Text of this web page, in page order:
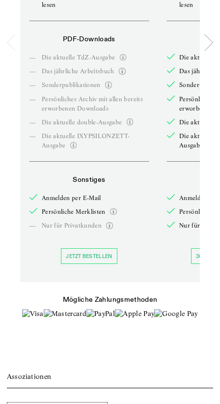
lesen
PDF-Downloads
—
Die aktuelle TdZ-Ausgabe
—
Das jährliche Arbeitsbuch
—
Sonderpublikationen
—
Persönliches Archiv mit allen bereits
erworbenen Downloads
—
Die aktuelle double-Ausgabe
—
Die aktuelle IXYPSILONZETT-
Ausgabe
Sonstiges
Anmelden per E-Mail
Persönliche Merklisten
—
Nur für Privatkunden
JETZT BESTELLEN
lesen
Die aktuelle
Das jährliche
Persönliches
erworbenen
Die aktuelle
Die aktuelle
Ausgabe
Anmelden
Persönliche
Nur für
30 TAGE
Mögliche Zahlungsmethoden
Assoziationen